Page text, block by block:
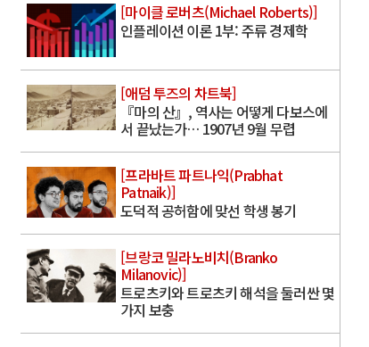
[마이클 로버츠(Michael Roberts)]
인플레이션 이론 1부: 주류 경제학
[애덤 투즈의 차트북]
『마의 산』, 역사는 어떻게 다보스에
서 끝났는가… 1907년 9월 무렵
[프라바트 파트나익(Prabhat
Patnaik)]
도덕적 공허함에 맞선 학생 봉기
[브랑코 밀라노비치(Branko
Milanovic)]
트로츠키와 트로츠키 해석을 둘러싼 몇
가지 보충